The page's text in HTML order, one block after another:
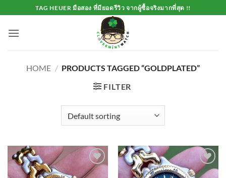
to
content
TAG HEUER มือสอง ที่มียอดรีวิว จากผู้ซื้อจริงมากที่สุด !!
HOME / PRODUCTS TAGGED “GOLDPLATED”
FILTER
Add to
Add to